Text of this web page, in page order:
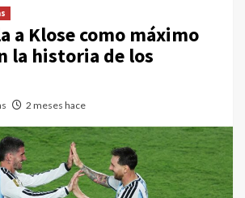
a Klose como máximo
la historia de los
2 meses hace